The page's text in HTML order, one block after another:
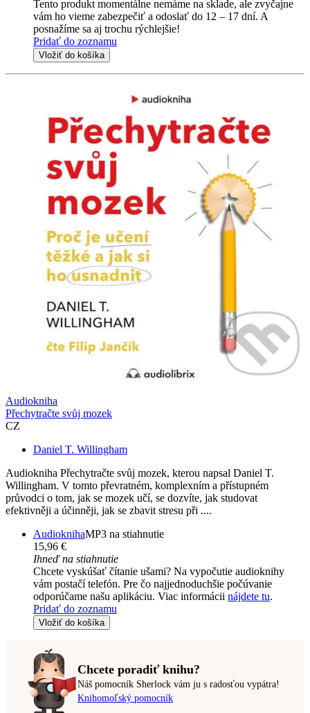
Tento produkt momentálne nemáme na sklade, ale zvyčajne
vám ho vieme zabezpečiť a odoslať do 12 – 17 dní. A
posnažíme sa aj trochu rýchlejšie!
Pridať do zoznamu
Vložiť do košíka
Audiokniha
Přechytračte svůj mozek
CZ
Daniel T. Willingham
Audiokniha Přechytračte svůj mozek, kterou napsal Daniel T.
Willingham. V tomto převratném, komplexním a přístupném
průvodci o tom, jak se mozek učí, se dozvíte, jak studovat
efektivněji a účinněji, jak se zbavit stresu při ....
AudioknihaMP3 na stiahnutie
15,96 €
Ihneď na stiahnutie
Chcete vyskúšať čítanie ušami? Na vypočutie audioknihy
vám postačí telefón. Pre čo najjednoduchšie počúvanie
odporúčame našu aplikáciu. Viac informácii nájdete tu.
Pridať do zoznamu
Vložiť do košíka
Chcete poradiť knihu?
Náš pomocník Sherlock vám ju s radosťou vypátra!
Knihomoľský pomocník